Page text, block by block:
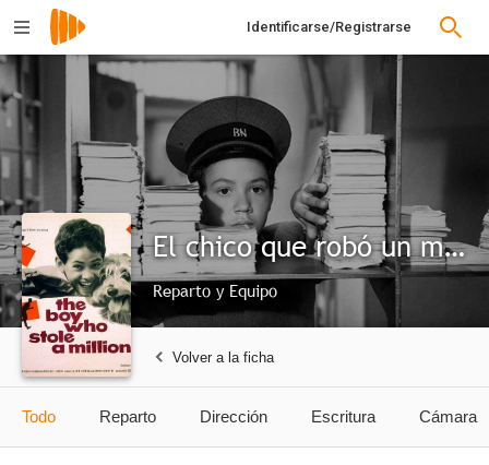
Identificarse/Registrarse
El chico que robó un millón
Reparto y Equipo
Volver a la ficha
Todo Reparto Dirección Escritura Cámara